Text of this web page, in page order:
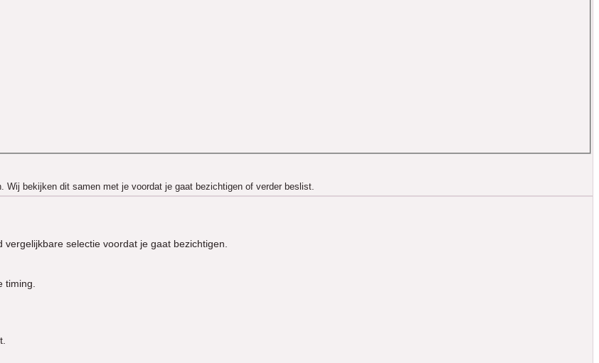
bekijken dit samen met je voordat je gaat bezichtigen of verder beslist.
selectie voordat je gaat bezichtigen.
timing.